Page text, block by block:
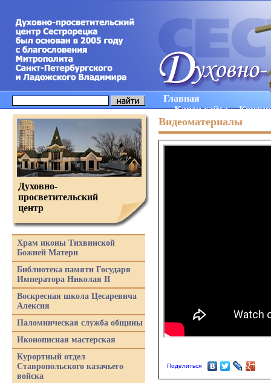
Главная
Карта сайта
Видеоматериалы
Поделиться
Духовно-
просветительский
центр
Храм иконы Тихвинской
Божией Матери
Библиотека памяти Государя
Императора Николая II
Воскресная школа Цесаревича
Алексия
Паломническая служба общины
Иконописная мастерская
Курортный отдел
Ставропольского казачьего
войска